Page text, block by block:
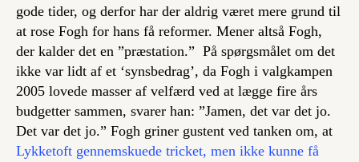
gode tider, og derfor har der aldrig været mere grund til
at rose Fogh for hans få reformer. Mener altså Fogh,
der kalder det en ”præstation.” På spørgsmålet om det
ikke var lidt af et ‘synsbedrag’, da Fogh i valgkampen
2005 lovede masser af velfærd ved at lægge fire års
budgetter sammen, svarer han: ”Jamen, det var det jo.
Det var det jo.” Fogh griner gustent ved tanken om, at
Lykketoft gennemskuede tricket, men ikke kunne få